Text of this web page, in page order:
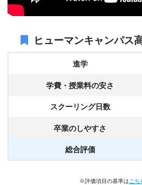
ヒューマンキャンパス
進学
学費・授業料の安さ
スクーリング日数
卒業のしやすさ
総合評価
※評価項目の基準は こち